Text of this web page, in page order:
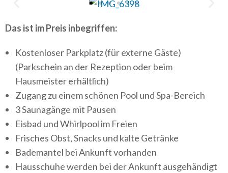
Das ist im Preis inbegriffen:
Kostenloser Parkplatz (für externe Gäste)
(Parkschein an der Rezeption oder beim
Hausmeister erhältlich)
Zugang zu einem schönen Pool und Spa-Bereich
3 Saunagänge mit Pausen
Eisbad und Whirlpool im Freien
Frisches Obst, Snacks und kalte Getränke
Bademantel bei Ankunft vorhanden
Hausschuhe werden bei der Ankunft ausgehändigt